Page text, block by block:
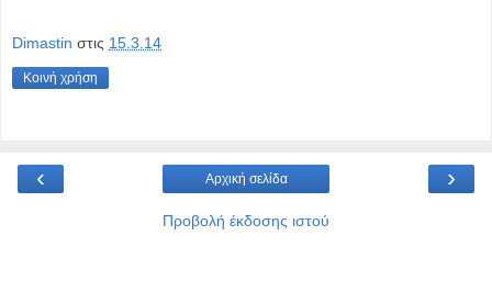
Dimastin στις 15.3.14
Κοινή χρήση
‹ ›
Αρχική σελίδα
Προβολή έκδοσης ιστού